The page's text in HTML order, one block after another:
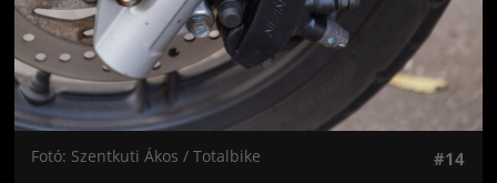
Fotó: Szentkuti Ákos / Totalbike #14